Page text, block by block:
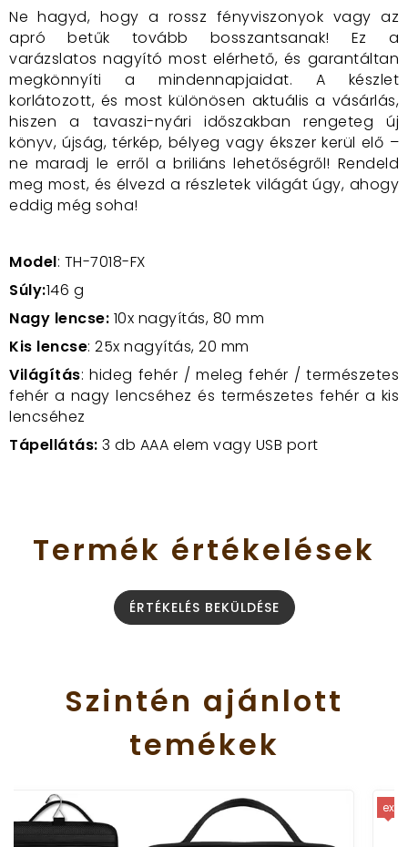
Ne hagyd, hogy a rossz fényviszonyok vagy az
apró betűk tovább bosszantsanak! Ez a
varázslatos nagyító most elérhető, és garantáltan
megkönnyíti a mindennapjaidat. A készlet
korlátozott, és most különösen aktuális a vásárlás,
hiszen a tavaszi-nyári időszakban rengeteg új
könyv, újság, térkép, bélyeg vagy ékszer kerül elő –
ne maradj le erről a briliáns lehetőségről! Rendeld
meg most, és élvezd a részletek világát úgy, ahogy
eddig még soha!
Model: TH-7018-FX
Súly:146 g
Nagy lencse: 10x nagyítás, 80 mm
Kis lencse: 25x nagyítás, 20 mm
Világítás: hideg fehér / meleg fehér / természetes
fehér a nagy lencséhez és természetes fehér a kis
lencséhez
Tápellátás: 3 db AAA elem vagy USB port
Termék értékelések
ÉRTÉKELÉS BEKÜLDÉSE
Szintén ajánlott
temékek
extra erős